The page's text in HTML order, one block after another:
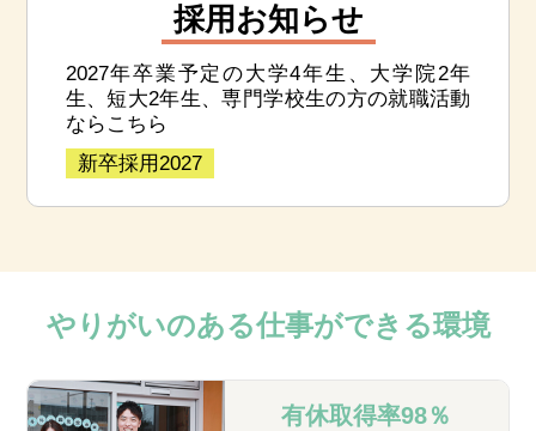
採用お知らせ
2027年卒業予定の大学4年生、大学院2年
生、短大2年生、専門学校生の方の就職活動
ならこちら
新卒採用2027
やりがいのある仕事ができる環境
有休取得率98％